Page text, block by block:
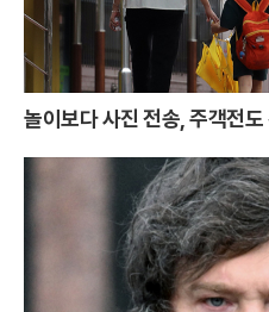
놀이보다 사진 전송, 주객전도